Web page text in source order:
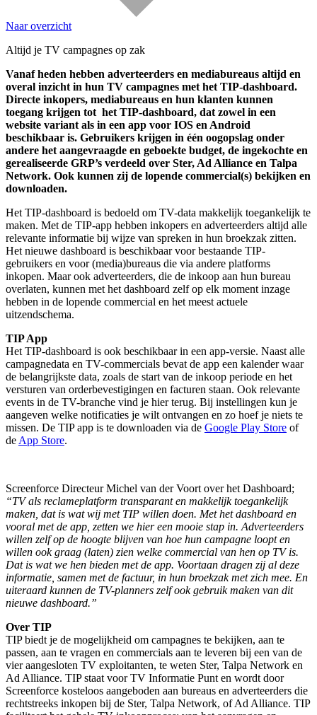
Naar overzicht
Altijd je TV campagnes op zak
Vanaf heden hebben adverteerders en mediabureaus altijd en
overal inzicht in hun TV campagnes met het TIP-dashboard.
Directe inkopers, mediabureaus en hun klanten kunnen
toegang krijgen tot het TIP-dashboard, dat zowel in een
website variant als in een app voor IOS en Android
beschikbaar is. Gebruikers krijgen in één oogopslag onder
andere het aangevraagde en geboekte budget, de ingekochte en
gerealiseerde GRP’s verdeeld over Ster, Ad Alliance en Talpa
Network. Ook kunnen zij de lopende commercial(s) bekijken en
downloaden.
Het TIP-dashboard is bedoeld om TV-data makkelijk toegankelijk te
maken. Met de TIP-app hebben inkopers en adverteerders altijd alle
relevante informatie bij wijze van spreken in hun broekzak zitten.
Het nieuwe dashboard is beschikbaar voor bestaande TIP-
gebruikers en voor (media)bureaus die via andere platforms
inkopen. Maar ook adverteerders, die de inkoop aan hun bureau
overlaten, kunnen met het dashboard zelf op elk moment inzage
hebben in de lopende commercial en het meest actuele
uitzendschema.
TIP App
Het TIP-dashboard is ook beschikbaar in een app-versie. Naast alle
campagnedata en TV-commercials bevat de app een kalender waar
de belangrijkste data, zoals de start van de inkoop periode en het
versturen van orderbevestigingen en facturen staan. Ook relevante
events in de TV-branche vind je hier terug. Bij instellingen kun je
aangeven welke notificaties je wilt ontvangen en zo hoef je niets te
missen. De TIP app is te downloaden via de Google Play Store of
de App Store.
Screenforce Directeur Michel van der Voort over het Dashboard;
“TV als reclameplatform transparant en makkelijk toegankelijk
maken, dat is wat wij met TIP willen doen. Met het dashboard en
vooral met de app, zetten we hier een mooie stap in. Adverteerders
willen zelf op de hoogte blijven van hoe hun campagne loopt en
willen ook graag (laten) zien welke commercial van hen op TV is.
Dat is wat we hen bieden met de app. Voortaan dragen zij al deze
informatie, samen met de factuur, in hun broekzak met zich mee. En
uiteraard kunnen de TV-planners zelf ook gebruik maken van dit
nieuwe dashboard.”
Over TIP
TIP biedt je de mogelijkheid om campagnes te bekijken, aan te
passen, aan te vragen en commercials aan te leveren bij een van de
vier aangesloten TV exploitanten, te weten Ster, Talpa Network en
Ad Alliance. TIP staat voor TV Informatie Punt en wordt door
Screenforce kosteloos aangeboden aan bureaus en adverteerders die
rechtstreeks inkopen bij de Ster, Talpa Network, of Ad Alliance. TIP